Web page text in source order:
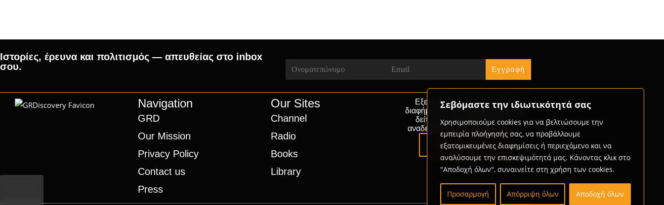
Σεβόμαστε την ιδιωτικότητά σας
Χρησιμοποιούμε cookies για να βελτιώσουμε την
εμπειρία πλοήγησής σας, να προβάλλουμε
εξατομικευμένες διαφημίσεις ή περιεχόμενο και να
αναλύσουμε την επισκεψιμότητά μας. Κάνοντας κλικ στο
"Αποδοχή όλων", συναινείτε στη χρήση των cookies.
Προσαρμογή Απόρριψη όλων Αποδοχή όλων
Ιστορίες, έρευνα και πολιτισμός — απευθείας στο inbox
σου.
Navigation
GRD
Our Mission
Privacy Policy
Contact us
Press
Our Sites
Channel
Radio
Books
Library
Εξερευνήστε τις δυνατότητες
διαφήμισης που προσφέρουμε και
δείτε πώς μπορούμε μαζί να
αναδείξουμε την επιχείρησή σας.
Partner with us